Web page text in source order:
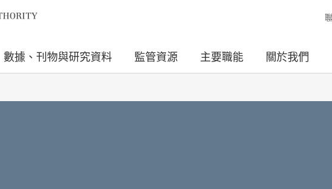
數據、刊物與研究資料 監管資源 主要職能 關於我們